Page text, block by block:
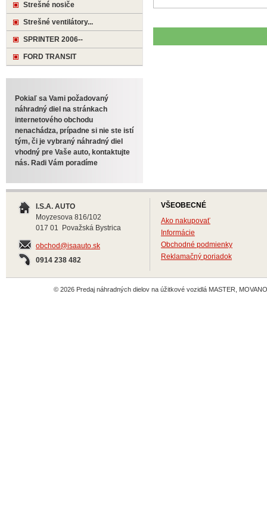
Strešné nosiče
Strešné ventilátory...
SPRINTER 2006--
FORD TRANSIT
Pokiaľ sa Vami požadovaný
náhradný diel na stránkach
internetového obchodu
nenachádza, prípadne si nie ste istí
tým, či je vybraný náhradný diel
vhodný pre Vaše auto, kontaktujte
nás. Radi Vám poradíme
I.S.A. AUTO
Moyzesova 816/102
017 01 Považská Bystrica
obchod@isaauto.sk
0914 238 482
VŠEOBECNÉ
Ako nakupovať
Informácie
Obchodné podmienky
Reklamačný poriadok
© 2026 Predaj náhradných dielov na úžitkové vozidlá MASTER,